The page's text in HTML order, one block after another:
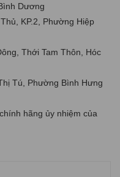
Dương
KP.2, Phường Hiệp
Thới Tam Thôn, Hóc
Tú, Phường Bình Hưng
hãng ủy nhiệm của